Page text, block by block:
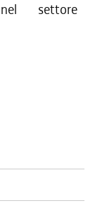
nel settore